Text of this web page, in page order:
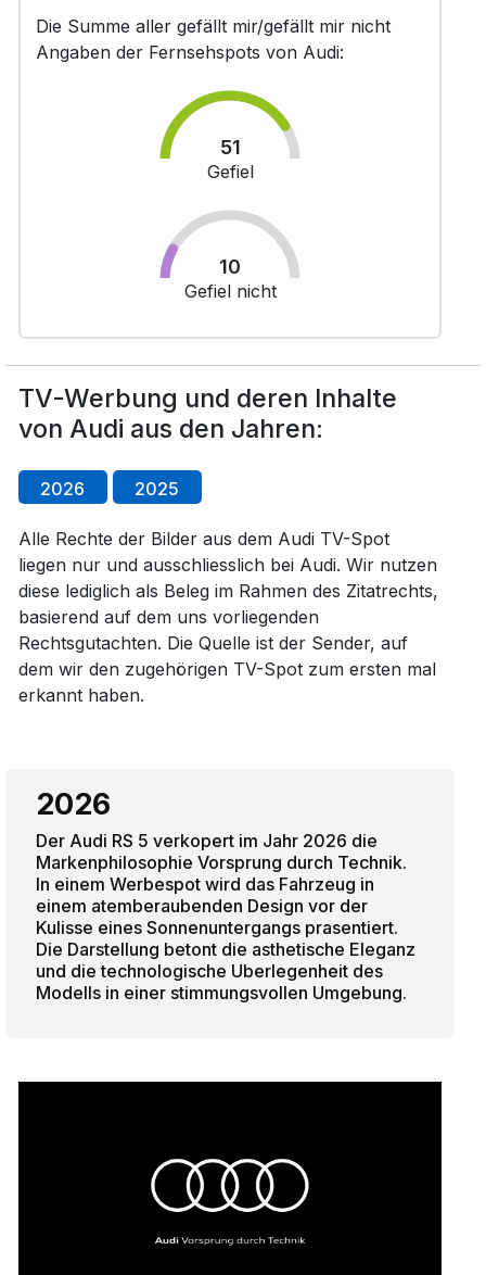
Die Summe aller gefällt mir/gefällt mir nicht
Angaben der Fernsehspots von Audi:
51
Gefiel
10
Gefiel nicht
TV-Werbung und deren Inhalte
von Audi aus den Jahren:
2026 2025
Alle Rechte der Bilder aus dem Audi TV-Spot
liegen nur und ausschliesslich bei Audi. Wir nutzen
diese lediglich als Beleg im Rahmen des Zitatrechts,
basierend auf dem uns vorliegenden
Rechtsgutachten. Die Quelle ist der Sender, auf
dem wir den zugehörigen TV-Spot zum ersten mal
erkannt haben.
2026
Der Audi RS 5 verkopert im Jahr 2026 die
Markenphilosophie Vorsprung durch Technik.
In einem Werbespot wird das Fahrzeug in
einem atemberaubenden Design vor der
Kulisse eines Sonnenuntergangs prasentiert.
Die Darstellung betont die asthetische Eleganz
und die technologische Uberlegenheit des
Modells in einer stimmungsvollen Umgebung.